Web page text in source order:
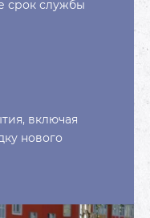
срок службы
включая
нового